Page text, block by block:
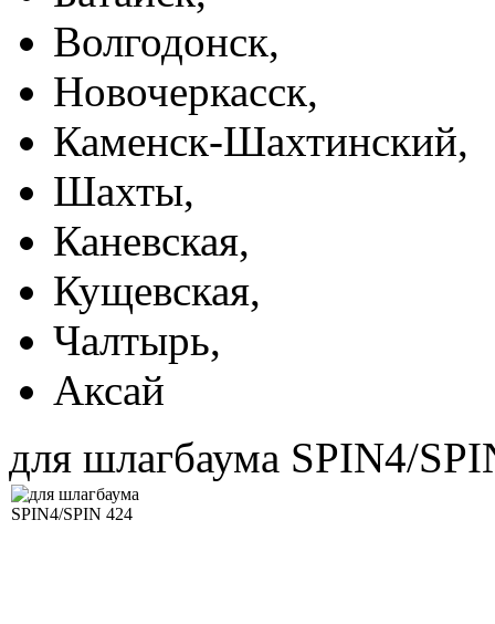
Волгодонск,
Новочеркасск,
Каменск-Шахтинский,
Шахты,
Каневская,
Кущевская,
Чалтырь,
Аксай
для шлагбаума SPIN4/